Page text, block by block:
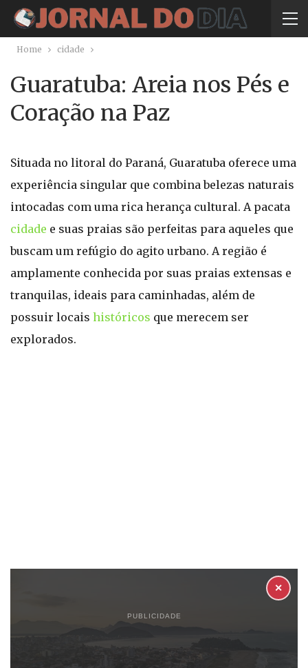
Home cidade
Guaratuba: Areia nos Pés e
Coração na Paz
Situada no litoral do Paraná, Guaratuba oferece uma
experiência singular que combina belezas naturais
intocadas com uma rica herança cultural. A pacata
cidade e suas praias são perfeitas para aqueles que
buscam um refúgio do agito urbano. A região é
amplamente conhecida por suas praias extensas e
tranquilas, ideais para caminhadas, além de
possuir locais históricos que merecem ser
explorados.
PUBLICIDADE
✕